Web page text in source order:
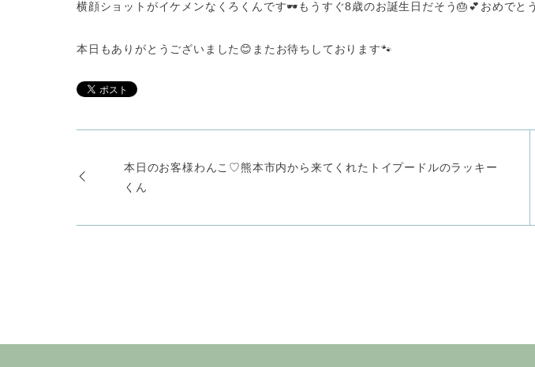
横顔ショットがイケメンなくろくんです🕶️もうすぐ8歳のお誕生日だそう🎂💕おめでと
本日もありがとうございました😊またお待ちしております🐾
本日のお客様わんこ♡熊本市内から来てくれたトイプードルのラッキー
くん